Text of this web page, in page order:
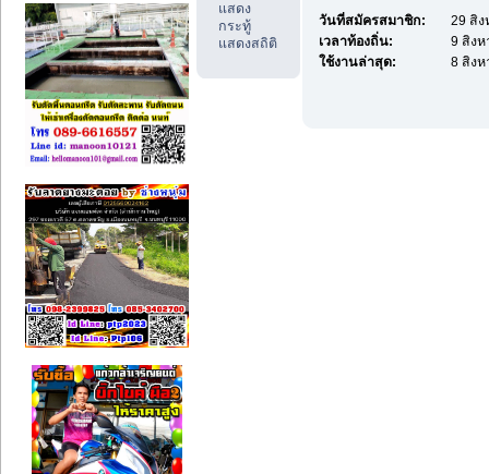
แสดง
กระทู้
แสดงสถิติ
วันที่สมัครสมาชิก:
29 สิง
เวลาท้องถิ่น:
9 สิงห
ใช้งานล่าสุด:
8 สิงห